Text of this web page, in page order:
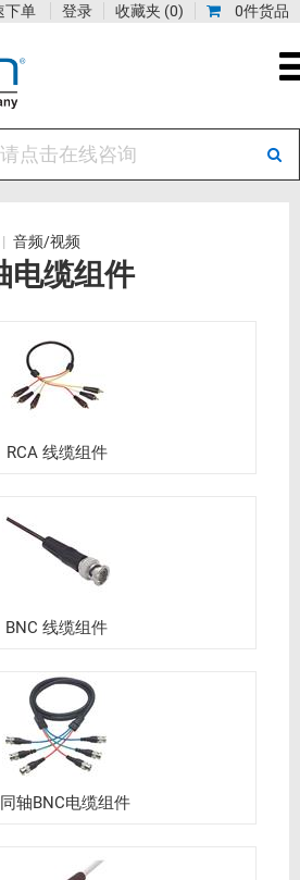
0件货品
收藏夹 (0)
下单 登录
| 音频/视频
电缆组件
RCA 线缆组件
BNC 线缆组件
轴BNC电缆组件